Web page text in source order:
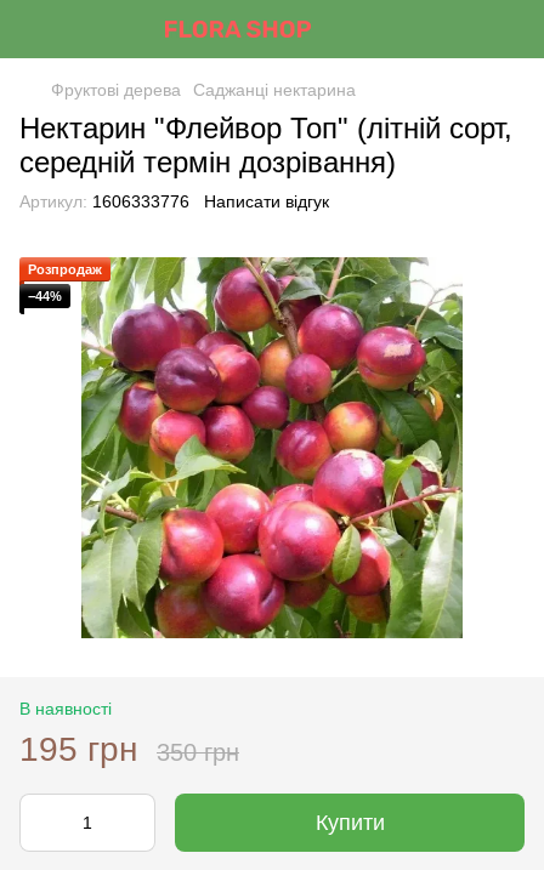
Фруктові дерева Саджанці нектарина
Нектарин "Флейвор Топ" (літній сорт,
середній термін дозрівання)
Артикул: 1606333776 Написати відгук
Розпродаж
−44%
В наявності
195 грн 350 грн
Купити